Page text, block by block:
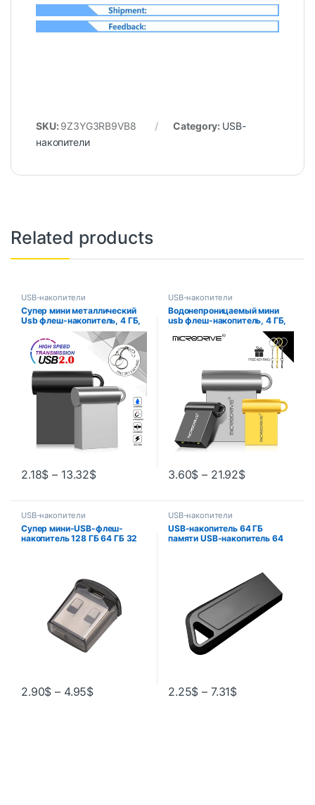
SKU: 9Z3YG3RB9VB8 Category: USB-
накопители
Related products
USB-накопители
Супер мини металлический
Usb флеш-накопитель, 4 ГБ,
8 ГБ, 16 ГБ, 32 ГБ,
высокоскоростной флеш-
накопитель, U-диск, 64 ГБ,
флеш-накопитель 2,0, Usb-
карта
2.18$ – 13.32$
USB-накопители
Водонепроницаемый мини
usb флеш-накопитель, 4 ГБ,
8 ГБ, 16/32 ГБ, 64 ГБ, 128 ГБ
3.60$ – 21.92$
USB-накопители
Супер мини-USB-флеш-
накопитель 128 ГБ 64 ГБ 32
2.90$ – 4.95$
USB-накопители
USB-накопитель 64 ГБ
памяти USB-накопитель 64
USB-флешка-накопитель
Быстрая доставка
2.25$ – 7.31$